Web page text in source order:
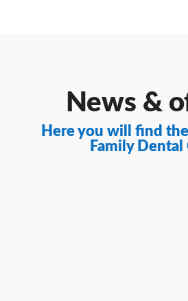
News &
Here you will find
Family Dental